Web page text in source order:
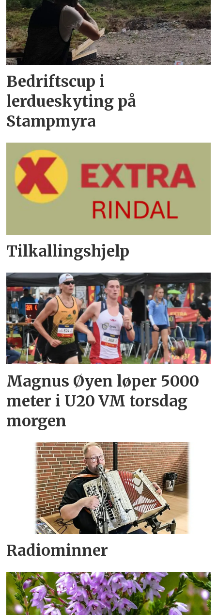
Bedriftscup i
lerdueskyting på
Stampmyra
Tilkallingshjelp
Magnus Øyen løper 5000
meter i U20 VM torsdag
morgen
Radiominner